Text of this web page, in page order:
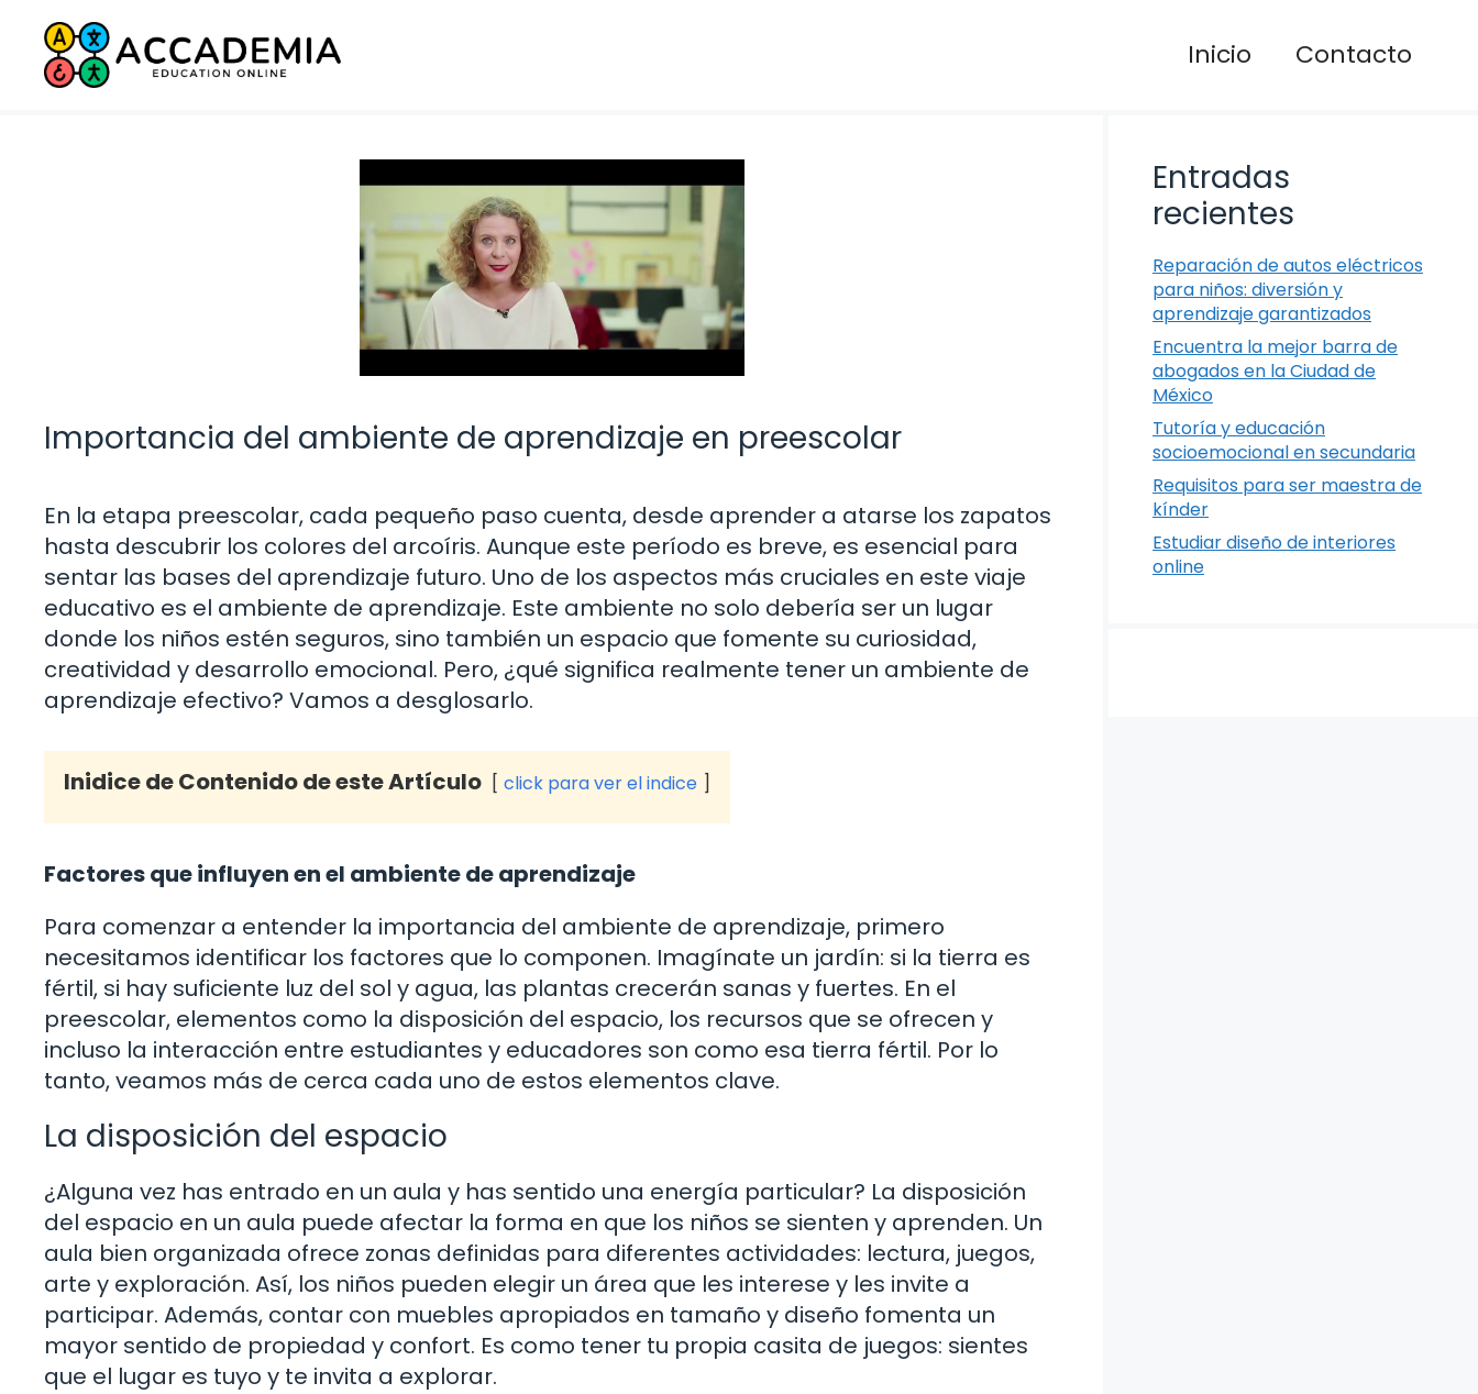
Saltar
contenido
Inicio Contacto
Importancia del ambiente de aprendizaje en preescolar
En la etapa preescolar, cada pequeño paso cuenta, desde aprender a atarse los zapatos
hasta descubrir los colores del arcoíris. Aunque este período es breve, es esencial para
sentar las bases del aprendizaje futuro. Uno de los aspectos más cruciales en este viaje
educativo es el ambiente de aprendizaje. Este ambiente no solo debería ser un lugar
donde los niños estén seguros, sino también un espacio que fomente su curiosidad,
creatividad y desarrollo emocional. Pero, ¿qué significa realmente tener un ambiente de
aprendizaje efectivo? Vamos a desglosarlo.
Inidice de Contenido de este Artículo click para ver el indice
Factores que influyen en el ambiente de aprendizaje
Para comenzar a entender la importancia del ambiente de aprendizaje, primero
necesitamos identificar los factores que lo componen. Imagínate un jardín: si la tierra es
fértil, si hay suficiente luz del sol y agua, las plantas crecerán sanas y fuertes. En el
preescolar, elementos como la disposición del espacio, los recursos que se ofrecen y
incluso la interacción entre estudiantes y educadores son como esa tierra fértil. Por lo
tanto, veamos más de cerca cada uno de estos elementos clave.
La disposición del espacio
¿Alguna vez has entrado en un aula y has sentido una energía particular? La disposición
del espacio en un aula puede afectar la forma en que los niños se sienten y aprenden. Un
aula bien organizada ofrece zonas definidas para diferentes actividades: lectura, juegos,
arte y exploración. Así, los niños pueden elegir un área que les interese y les invite a
participar. Además, contar con muebles apropiados en tamaño y diseño fomenta un
mayor sentido de propiedad y confort. Es como tener tu propia casita de juegos: sientes
que el lugar es tuyo y te invita a explorar.
Entradas
recientes
Reparación de autos eléctricos
para niños: diversión y
aprendizaje garantizados
Encuentra la mejor barra de
abogados en la Ciudad de
México
Tutoría y educación
socioemocional en secundaria
Requisitos para ser maestra de
kínder
Estudiar diseño de interiores
online